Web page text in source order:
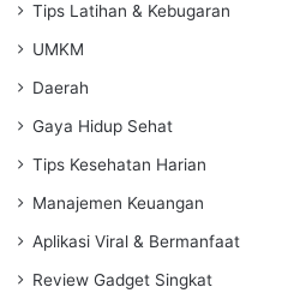
Tips Latihan & Kebugaran
UMKM
Daerah
Gaya Hidup Sehat
Tips Kesehatan Harian
Manajemen Keuangan
Aplikasi Viral & Bermanfaat
Review Gadget Singkat